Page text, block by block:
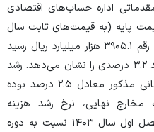
اداره حساب‌های اقتصادی
پایه (به قیمت‌های ثابت سال
۱۳۹۵) در سه ماهه اول سال ۱۴۰۳ به رقم ۳۹۰۵.۱ هزار میلیارد ریال رسید
که نسبت به فصل اول سال ۱۴۰۲، رشد ۳.۲ درصدی را نشان می‌دهد. رشد
اقتصادی بدون نفت نیز طی دوره زمانی مذکور معادل ۲.۵ درصد بوده
نهایی، نرخ رشد هزینه
ناخالص داخلی به قیمت بازار طی فصل اول سال ۱۴۰۳ نسبت به دوره